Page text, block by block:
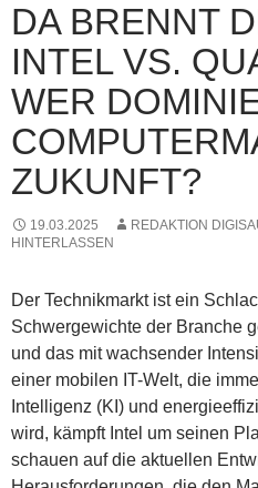
DA BRENNT
INTEL VS.
WER
ZUKUNFT?
19.03.2025 REDAKTION
HINTERLASSEN
Der Technikmarkt ist ein
Schwergewichte der Branche
und das mit wachsender
einer mobilen IT-Welt, die
Intelligenz (KI) und
wird, kämpft Intel um seinen
schauen auf die aktuellen